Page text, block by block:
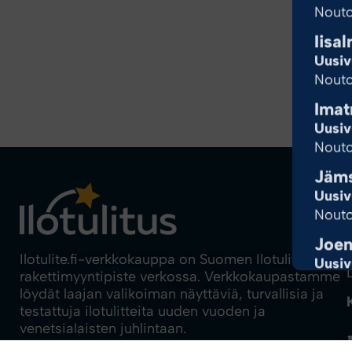
Ilotulite.fi-verkkokauppa on Suomen Ilotulituksen
rakettimyyntipiste verkossa. Verkkokaupastamme
löydät laajan valikoiman näyttäviä, turvallisia ja
testattuja ilotulitteita uuden vuoden ja
venetsialaisten juhlintaan.